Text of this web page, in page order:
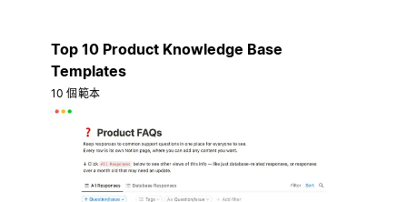
Top 10 Product Knowledge Base
Templates
10 個範本